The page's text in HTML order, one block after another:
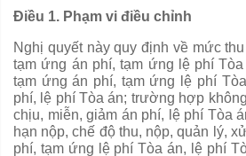
Điều 1. Phạm vi điều chỉnh
Nghị quyết này quy định về mức
tạm ứng án phí, tạm ứng lệ phí
tạm ứng án phí, tạm ứng lệ phí
phí, lệ phí Tòa án; trường hợp
chịu, miễn, giảm án phí, lệ phí Tòa
hạn nộp, chế độ thu, nộp, quản lý,
phí, tạm ứng lệ phí Tòa án, lệ phí